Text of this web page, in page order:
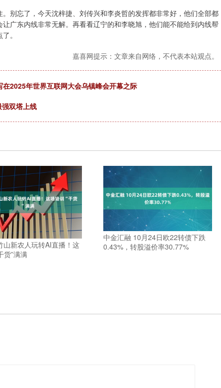
别忘了，今天沈梓捷、刘传兴和李炎哲的发挥都非常好，他们全部都
广东内线非常无解。再看看辽宁的和李晓旭，他们能不能给到内线帮
。
嘉喜网提示：文章来自网络，不代表本站观点。
2025年世界互联网大会乌镇峰会开幕之际
双塔上线
山新农人玩转AI直播！这
货”满满
中金汇融 10月24日欧22转债下跌
0.43%，转股溢价率30.77%